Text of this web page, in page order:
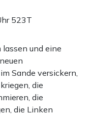
523T
und eine
Sande versickern,
die
die
die Linken